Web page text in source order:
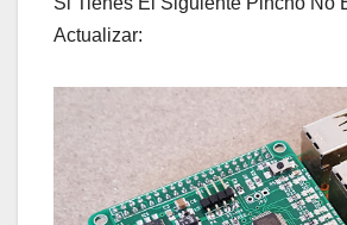
Actualizar: